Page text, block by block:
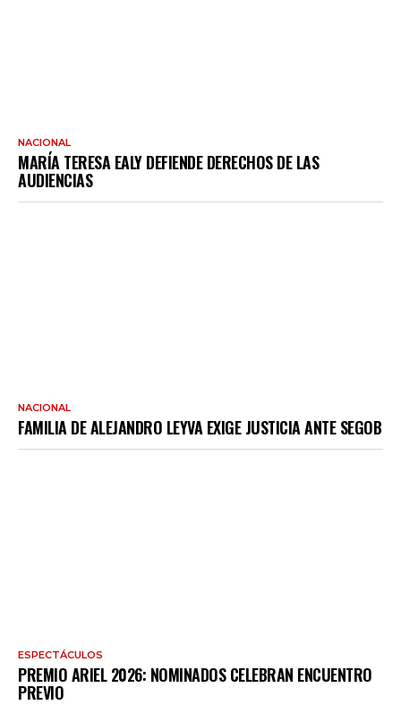
NACIONAL
MARÍA TERESA EALY DEFIENDE DERECHOS DE LAS
AUDIENCIAS
NACIONAL
FAMILIA DE ALEJANDRO LEYVA EXIGE JUSTICIA ANTE SEGOB
ESPECTÁCULOS
PREMIO ARIEL 2026: NOMINADOS CELEBRAN ENCUENTRO
PREVIO